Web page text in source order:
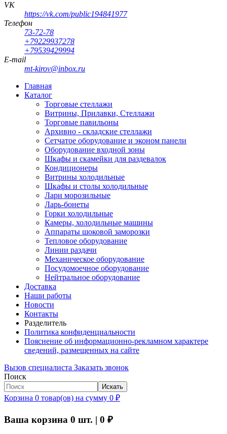
VK
https://vk.com/public194841977
Телефон
73-72-78
+79229937278
+79539429994
E-mail
mt-kirov@inbox.ru
Главная
Каталог
Торговые стеллажи
Витрины, Прилавки, Стеллажи
Торговые павильоны
Архивно - складские стеллажи
Сетчатое оборудование и эконом панели
Оборудование входной зоны
Шкафы и скамейки для раздевалок
Кондиционеры
Витрины холодильные
Шкафы и столы холодильные
Лари морозильные
Ларь-бонеты
Горки холодильные
Камеры, холодильные машины
Аппараты шоковой заморозки
Тепловое оборудование
Линии раздачи
Механическое оборудование
Посудомоечное оборудование
Нейтральное оборудование
Доставка
Наши работы
Новости
Контакты
Разделитель
Политика конфиденциальности
Пояснение об информационно-рекламном характере
сведений, размещенных на сайте
Вызов специалиста Заказать звонок
Поиск
Искать
Корзина 0 товар(ов) на сумму 0 ₽
Ваша корзина 0 шт. | 0 ₽